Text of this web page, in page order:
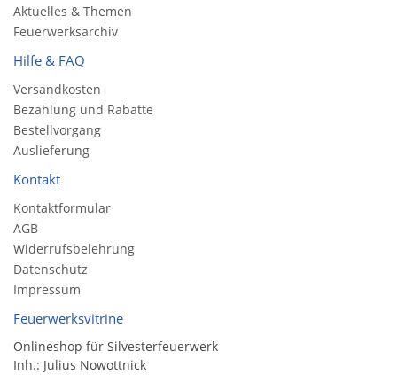
Aktuelles & Themen
Feuerwerksarchiv
Hilfe & FAQ
Versandkosten
Bezahlung und Rabatte
Bestellvorgang
Auslieferung
Kontakt
Kontaktformular
AGB
Widerrufsbelehrung
Datenschutz
Impressum
Feuerwerksvitrine
Onlineshop für Silvesterfeuerwerk
Inh.: Julius Nowottnick